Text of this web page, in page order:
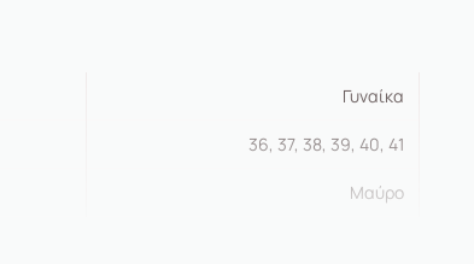
Γυναίκα
36, 37, 38, 39, 40, 41
Μαύρο